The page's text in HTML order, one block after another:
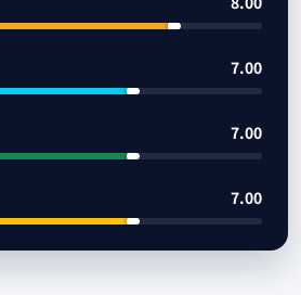
7.00
7.00
7.00